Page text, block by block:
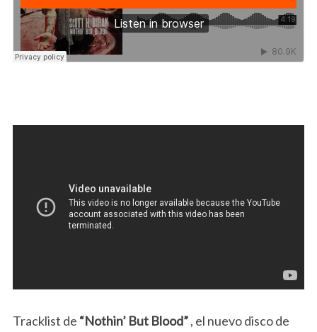
Tracklist de “Nothin’ But Blood”, el nuevo disco de